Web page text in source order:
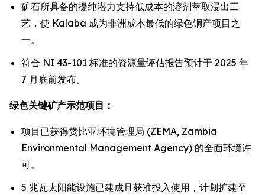
矿石所具备的提纯潜力支持低成本的溶剂萃取浸出工
艺，使 Kalaba 成为非洲成本最低的绿色铜产项目之
一。
符合 NI 43-101 标准的资源量评估报告预计于 2025 年
7 月底前发布。
绿色关键矿产示范项目：
项目已获得赞比亚环境管理局 (ZEMA, Zambia
Environmental Management Agency) 的全面环境许
可。
5 兆瓦太阳能设施已建成且获准投入使用，计划扩建至